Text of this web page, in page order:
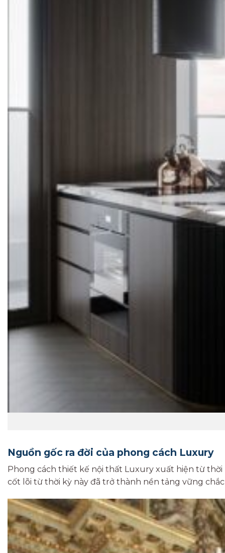
Nguồn gốc ra đời của phong cách Luxury
Phong cách thiết kế nội thất Luxury xuất hiện từ
cốt lõi từ thời kỳ này đã trở thành nền tảng vững